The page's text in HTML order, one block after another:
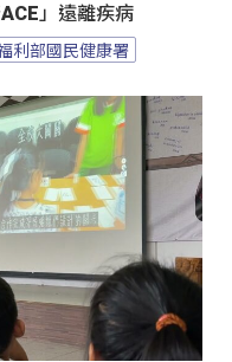
」遠離疾病
利部國民健康署